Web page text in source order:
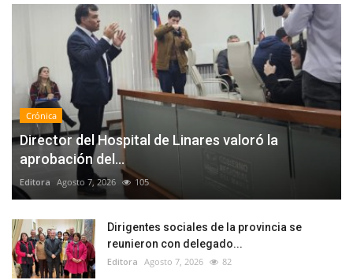
Crónica
Director del Hospital de Linares valoró la
aprobación del...
Editora Agosto 7, 2026 105
Dirigentes sociales de la provincia se
reunieron con delegado...
Editora Agosto 7, 2026 82